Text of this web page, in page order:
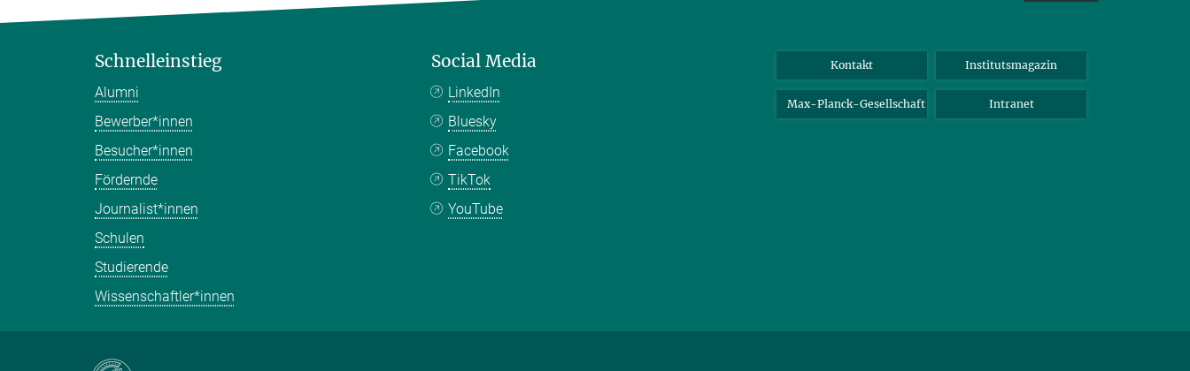
Schnelleinstieg
Alumni
Bewerber*innen
Besucher*innen
Fördernde
Journalist*innen
Schulen
Studierende
Wissenschaftler*innen
Social Media
LinkedIn
Bluesky
Facebook
TikTok
YouTube
Kontakt Institutsmagazin
Max-Planck-Gesellschaft Intranet